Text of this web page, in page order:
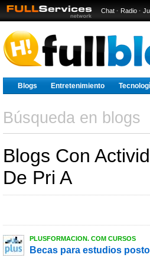
Chat · Radio ·
Blogs Entretenimiento
Búsqueda en blogs
Blogs Con
De Pri A
PLUSFORMACION. COM CURSOS
Becas para estudios